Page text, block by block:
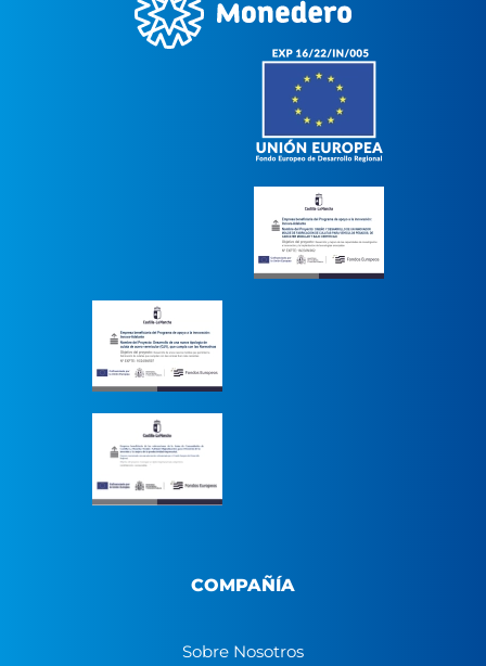
COMPAÑÍA
Sobre Nosotros